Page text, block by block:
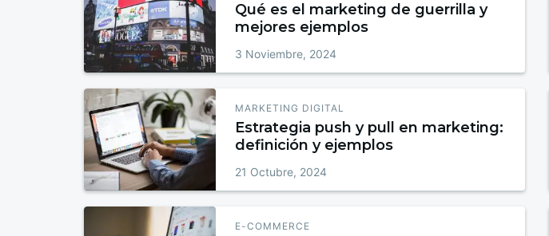
Qué es el marketing de guerrilla y
mejores ejemplos
3 Noviembre, 2024
MARKETING DIGITAL
Estrategia push y pull en marketing:
definición y ejemplos
21 Octubre, 2024
E-COMMERCE